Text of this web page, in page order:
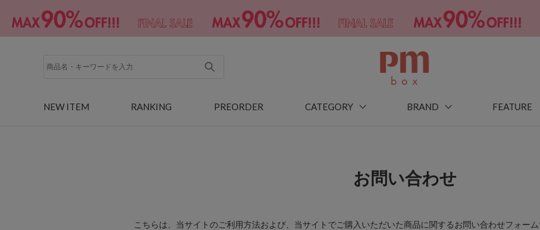
NEW ITEM RANKING PREORDER CATEGORY BRAND FEATURE
お問い合わせ
こちらは、当サイトのご利用方法および、当サイトでご購入いただいた商品に関するお問い合わせフォー